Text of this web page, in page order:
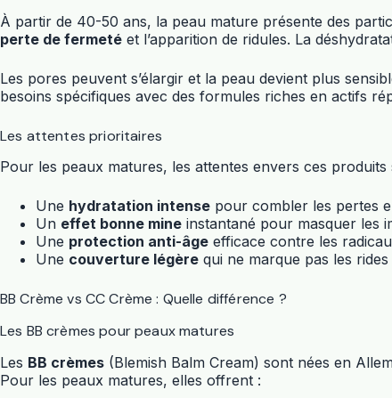
À partir de 40-50 ans, la peau mature présente des
perte de fermeté et l’apparition de ridules. La
Les pores peuvent s’élargir et la peau devient plus
besoins spécifiques avec des formules riches en actifs
Les attentes prioritaires
Pour les peaux matures, les attentes envers ces produits
Une hydratation intense pour combler les pertes
Un effet bonne mine instantané pour masquer les
Une protection anti-âge efficace contre les
Une couverture légère qui ne marque pas les rides
BB Crème vs CC Crème : Quelle différence ?
Les BB crèmes pour peaux matures
Les BB crèmes (Blemish Balm Cream) sont nées en
Pour les peaux matures, elles offrent :